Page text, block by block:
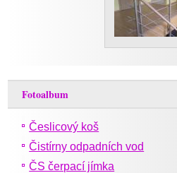
Fotoalbum
Česlicový koš
Čistírny odpadních vod
ČS čerpací jímka